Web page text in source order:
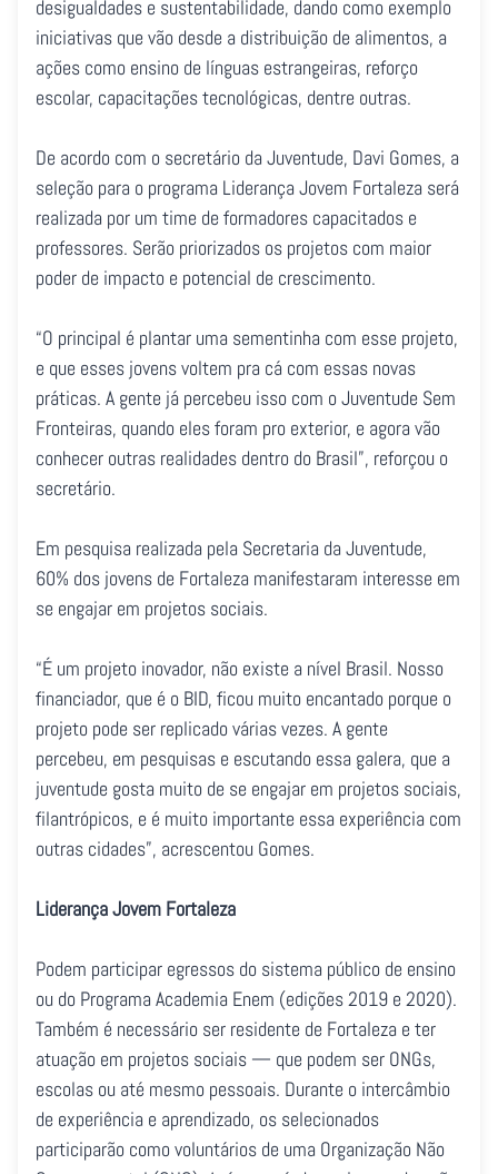
desigualdades e sustentabilidade, dando como exemplo
iniciativas que vão desde a distribuição de alimentos, a
ações como ensino de línguas estrangeiras, reforço
escolar, capacitações tecnológicas, dentre outras.
De acordo com o secretário da Juventude, Davi Gomes, a
seleção para o programa Liderança Jovem Fortaleza será
realizada por um time de formadores capacitados e
professores. Serão priorizados os projetos com maior
poder de impacto e potencial de crescimento.
“O principal é plantar uma sementinha com esse projeto,
e que esses jovens voltem pra cá com essas novas
práticas. A gente já percebeu isso com o Juventude Sem
Fronteiras, quando eles foram pro exterior, e agora vão
conhecer outras realidades dentro do Brasil”, reforçou o
secretário.
Em pesquisa realizada pela Secretaria da Juventude,
60% dos jovens de Fortaleza manifestaram interesse em
se engajar em projetos sociais.
“É um projeto inovador, não existe a nível Brasil. Nosso
financiador, que é o BID, ficou muito encantado porque o
projeto pode ser replicado várias vezes. A gente
percebeu, em pesquisas e escutando essa galera, que a
juventude gosta muito de se engajar em projetos sociais,
filantrópicos, e é muito importante essa experiência com
outras cidades”, acrescentou Gomes.
Liderança Jovem Fortaleza
Podem participar egressos do sistema público de ensino
ou do Programa Academia Enem (edições 2019 e 2020).
Também é necessário ser residente de Fortaleza e ter
atuação em projetos sociais — que podem ser ONGs,
escolas ou até mesmo pessoais. Durante o intercâmbio
de experiência e aprendizado, os selecionados
participarão como voluntários de uma Organização Não